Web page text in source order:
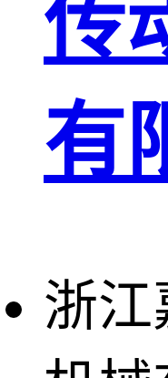
传
有
浙江